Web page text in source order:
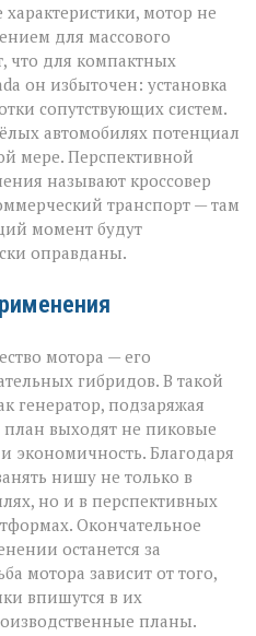
мотор не
для массового
что для компактных
он избыточен: установка
сопутствующих систем.
автомобилях потенциал
мере. Перспективной
называют кроссовер
транспорт — там
момент будут
оправданы.
мотора — его
гибридов. В такой
генератор, подзаряжая
выходят не пиковые
экономичность. Благодаря
нишу не только в
но и в перспективных
Окончательное
останется за
мотора зависит от того,
впишутся в их
планы.